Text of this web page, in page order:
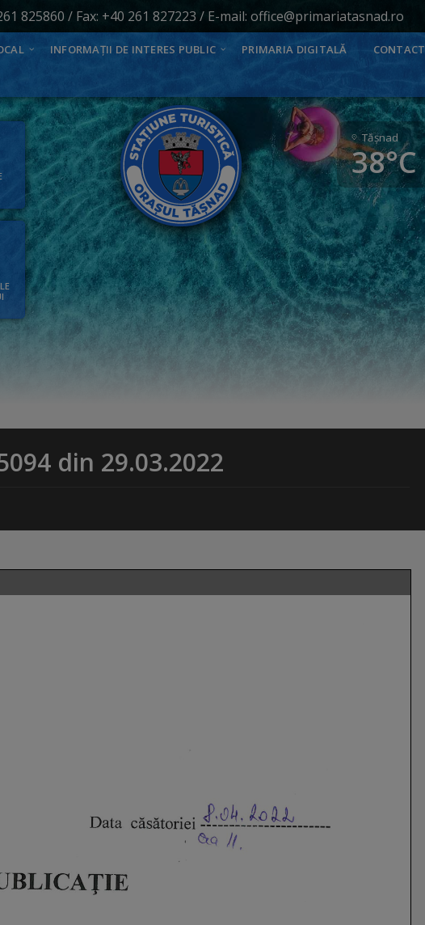
825860 / Fax: +40 261 827223 / E-mail: office@primariatasnad.ro
INFORMAȚII DE INTERES PUBLIC PRIMARIA DIGITALĂ CONTACT
Tăşnad
38°C
din 29.03.2022